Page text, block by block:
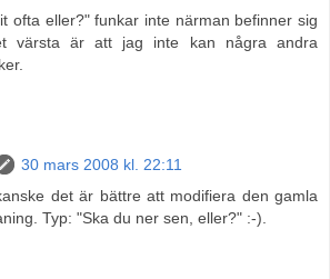
ofta eller?" funkar inte närman befinner sig
värsta är att jag inte kan några andra
30 mars 2008 kl. 22:11
det är bättre att modifiera den gamla
Typ: "Ska du ner sen, eller?" :-).